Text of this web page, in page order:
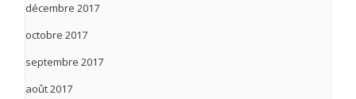
décembre 2017
octobre 2017
septembre 2017
août 2017